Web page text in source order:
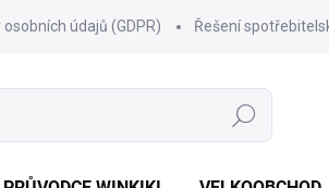
údajů (GDPR) Řešení
Hledat